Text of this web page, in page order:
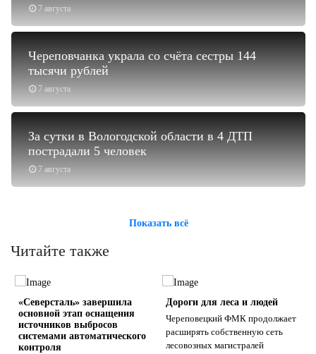
7 августа
7 августа
Череповчанка украла со счёта сестры 144
тысячи рублей
7 августа
За сутки в Вологодской области в 4 ДТП
пострадали 5 человек
Показать всё
Читайте также
«Северсталь» завершила
основной этап оснащения
источников выбросов
системами автоматического
контроля
Дороги для леса и людей
Череповецкий ФМК продолжает
расширять собственную сеть
лесовозных магистралей